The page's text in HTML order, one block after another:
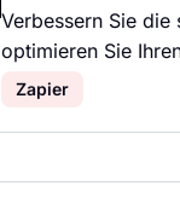
Verbessern Sie die
optimieren Sie
Zapier